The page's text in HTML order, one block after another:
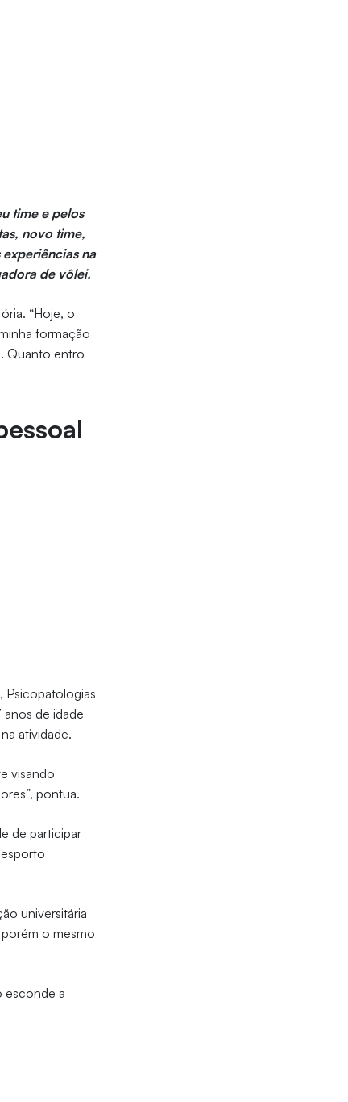
time e pelos
novo time,
na
de vôlei.
“Hoje, o
formação
Quanto entro
Psicopatologias
de idade
atividade.
visando
pontua.
de participar
universitária
o mesmo
esconde a